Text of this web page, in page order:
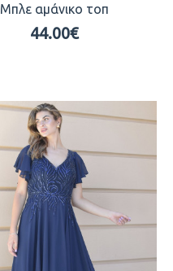
Μπλε αμάνικο τοπ
44.00€